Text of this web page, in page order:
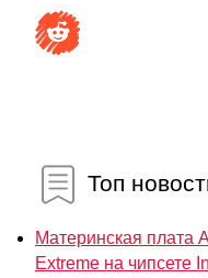
Топ
Материнская плата
Extreme на чипсете